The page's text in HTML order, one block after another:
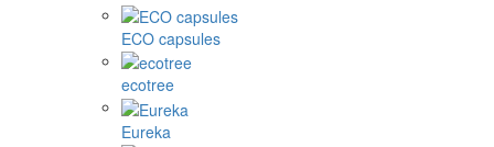
ECO capsules
ecotree
Eureka